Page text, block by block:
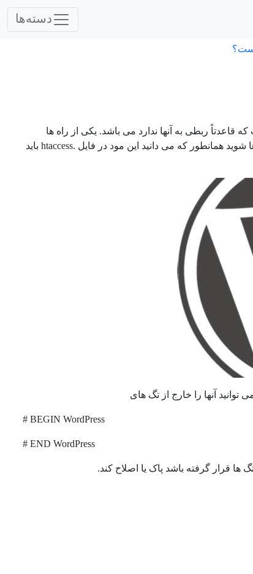
دسته‌ها
ربطی به آنها ندارد می باشد. یکی از راه ها
شوید همانطور که می دانید این مود در فایل .htaccess
باید
آنها را خارج از تگ های
# BEGIN WordPress
# END WordPress
ها قرار گرفته باشد پاک یا اصلاح کند.